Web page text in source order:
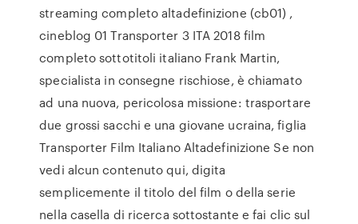
streaming completo altadefinizione (cb01) ,
cineblog 01 Transporter 3 ITA 2018 film
completo sottotitoli italiano Frank Martin,
specialista in consegne rischiose, è chiamato
ad una nuova, pericolosa missione: trasportare
due grossi sacchi e una giovane ucraina, figlia
Transporter Film Italiano Altadefinizione Se non
vedi alcun contenuto qui, digita
semplicemente il titolo del film o della serie
nella casella di ricerca sottostante e fai clic sul